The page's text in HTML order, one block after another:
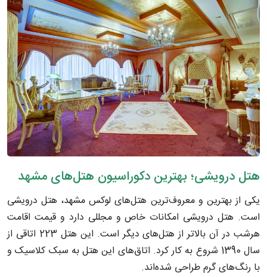
هتل درویشی؛ بهترین دکوراسیون هتل‌های مشهد
یکی از بهترین و معروف‌ترین هتل‌های لوکس مشهد، هتل درویشی
است. هتل درویشی امکانات خاص و مجللی دارد و قیمت اقامت
هرشب در آن بالاتر از هتل‌های دیگر است. این هتل 223 اتاقی از
سال 1390 شروع به کار کرد. اتاق‌های این هتل به سبک کلاسیک و
با رنگ‌های گرم طراحی شده‌اند.